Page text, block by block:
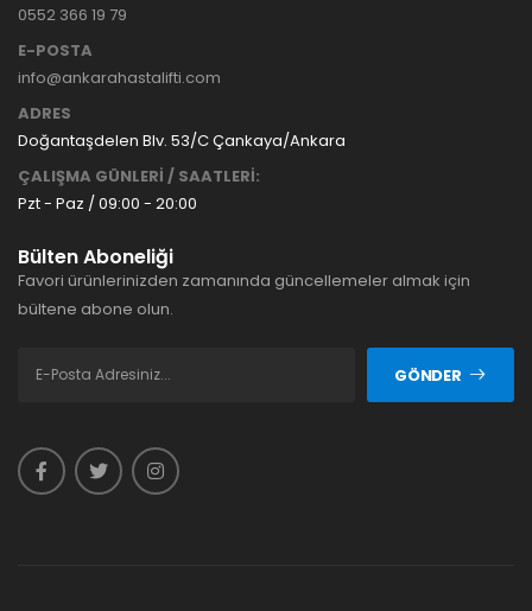
0552 366 19 79
E-POSTA
info@ankarahastalifti.com
ADRES
Doğantaşdelen Blv. 53/C Çankaya/Ankara
ÇALIŞMA GÜNLERİ / SAATLERİ:
Pzt - Paz / 09:00 - 20:00
Bülten Aboneliği
Favori ürünlerinizden zamanında güncellemeler almak için
bültene abone olun.
GÖNDER